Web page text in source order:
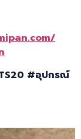
#อุปกรณ์